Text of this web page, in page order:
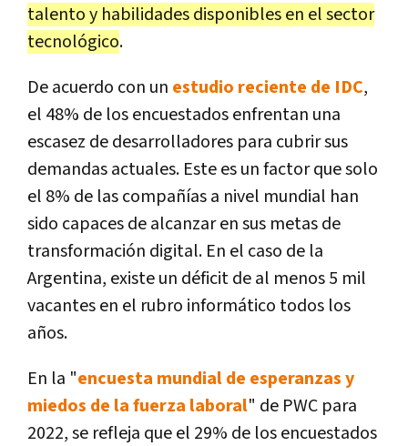
talento y habilidades disponibles en el sector
tecnológico.
De acuerdo con un estudio reciente de IDC,
el 48% de los encuestados enfrentan una
escasez de desarrolladores para cubrir sus
demandas actuales. Este es un factor que solo
el 8% de las compañías a nivel mundial han
sido capaces de alcanzar en sus metas de
transformación digital. En el caso de la
Argentina, existe un déficit de al menos 5 mil
vacantes en el rubro informático todos los
años.
En la "encuesta mundial de esperanzas y
miedos de la fuerza laboral" de PWC para
2022, se refleja que el 29% de los encuestados